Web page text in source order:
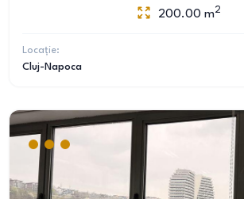
200.00 m2
Locație:
Cluj-Napoca